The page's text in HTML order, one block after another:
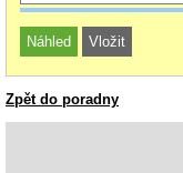
Zpět do poradny